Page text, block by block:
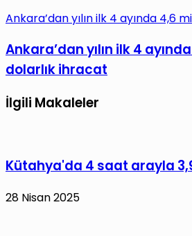
Ankara’dan yılın ilk 4 ayında 4,6
Ankara’dan yılın ilk 4
dolarlık ihracat
İlgili Makaleler
Kütahya'da 4 saat arayla
28 Nisan 2025